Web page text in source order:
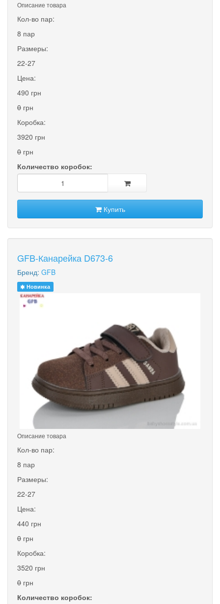
Описание товара
Кол-во пар:
8 пар
Размеры:
22-27
Цена:
490 грн
0 грн
Коробка:
3920 грн
0 грн
Количество коробок:
Купить
GFB-Канарейка D673-6
Бренд: GFB
Новинка
Описание товара
Кол-во пар:
8 пар
Размеры:
22-27
Цена:
440 грн
0 грн
Коробка:
3520 грн
0 грн
Количество коробок: